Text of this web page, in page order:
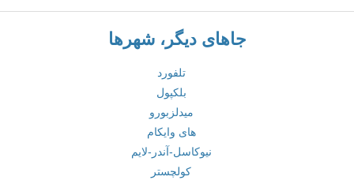
جاهای دیگر، شهرها
تلفورد
بلکپول
میدلزبورو
های وایکام
نیوکاسل-آندر-لایم
کولچستر